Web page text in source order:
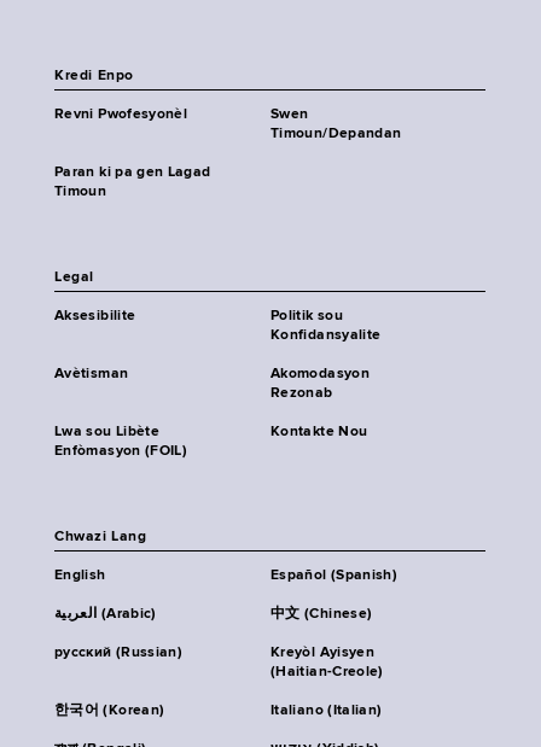
Kredi Enpo
Revni Pwofesyonèl
Swen
Timoun/Depandan
Paran ki pa gen Lagad
Timoun
Legal
Aksesibilite
Politik sou
Konfidansyalite
Avètisman
Akomodasyon
Rezonab
Lwa sou Libète
Enfòmasyon (FOIL)
Kontakte Nou
Chwazi Lang
English Español (Spanish)
العربية (Arabic) 中文 (Chinese)
русский (Russian)
Kreyòl Ayisyen
(Haitian-Creole)
한국어 (Korean) Italiano (Italian)